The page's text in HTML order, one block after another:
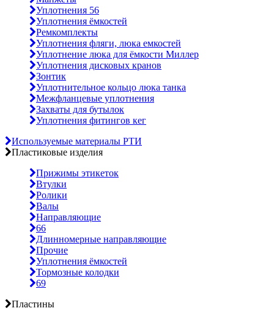
Уплотнения 56
Уплотнения ёмкостей
Ремкомплекты
Уплотнения фляги, люка емкостей
Уплотнение люка для ёмкости Миллер
Уплотнения дисковых кранов
Зонтик
Уплотнительное кольцо люка танка
Межфланцевые уплотнения
Захваты для бутылок
Уплотнения фитингов кег
Используемые материалы РТИ
Пластиковые изделия
Прижимы этикеток
Втулки
Ролики
Валы
Направляющие
66
Длинномерные направляющие
Прочие
Уплотнения ёмкостей
Тормозные колодки
69
Пластины